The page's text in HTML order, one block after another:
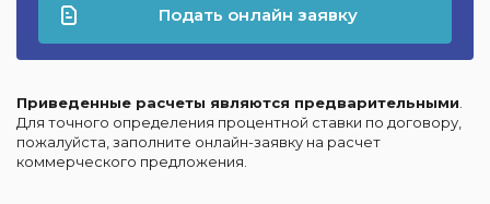
Подать онлайн заявку
Приведенные расчеты являются предварительными.
Для точного определения процентной ставки по договору,
пожалуйста, заполните онлайн-заявку на расчет
коммерческого предложения.